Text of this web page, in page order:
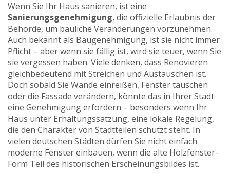
Wenn Sie Ihr Haus sanieren, ist eine
Sanierungsgenehmigung, die offizielle Erlaubnis der
Behörde, um bauliche Veränderungen vorzunehmen.
Auch bekannt als Baugenehmigung, ist sie nicht immer
Pflicht – aber wenn sie fällig ist, wird sie teuer, wenn Sie
sie vergessen haben. Viele denken, dass Renovieren
gleichbedeutend mit Streichen und Austauschen ist.
Doch sobald Sie Wände einreißen, Fenster tauschen
oder die Fassade verändern, könnte das in Ihrer Stadt
eine Genehmigung erfordern – besonders wenn Ihr
Haus unter Erhaltungssatzung, eine lokale Regelung,
die den Charakter von Stadtteilen schütztsteht. In
vielen deutschen Städten dürfen Sie nicht einfach
moderne Fenster einbauen, wenn die alte Holzfenster-
Form Teil des historischen Erscheinungsbildes ist.